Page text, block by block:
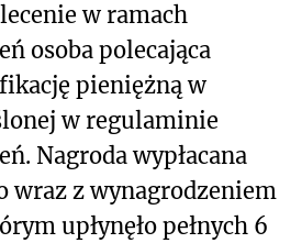
w ramach
osoba polecająca
pieniężną w
w regulaminie
Nagroda wypłacana
wraz z wynagrodzeniem
upłynęło pełnych 6